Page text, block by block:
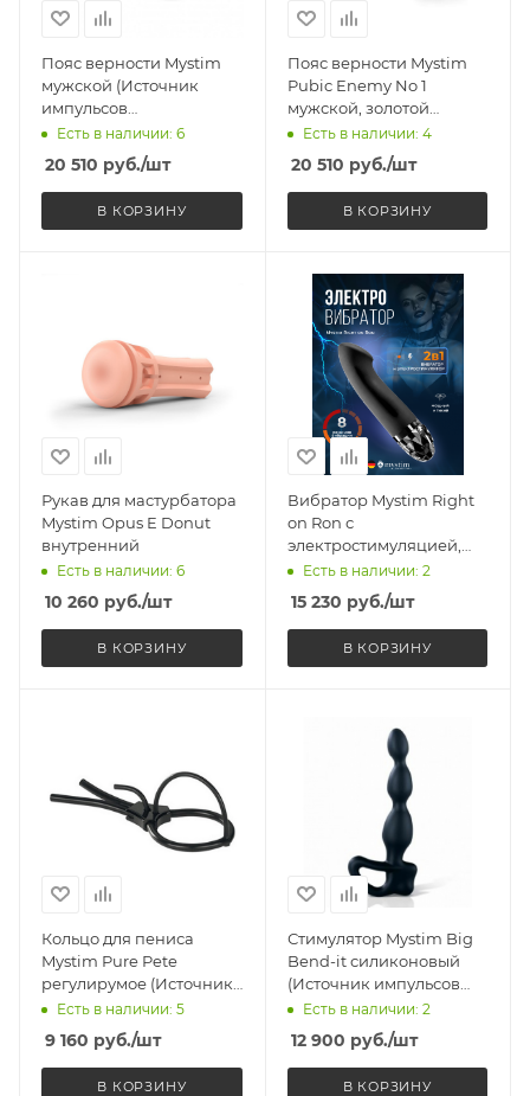
Пояс верности Mystim
мужской (Источник
импульсов
приобретается
Есть в наличии: 6
20 510 руб./шт
В КОРЗИНУ
Пояс верности Mystim
Pubic Enemy No 1
мужской, золотой
(Источник импульсов
приобретается
отдельно)
Есть в наличии: 4
20 510 руб./шт
В КОРЗИНУ
Рукав для мастурбатора
Mystim Opus E Donut
внутренний
Есть в наличии: 6
10 260 руб./шт
В КОРЗИНУ
Вибратор Mystim Right
on Ron с
электростимуляцией,
черный
Есть в наличии: 2
15 230 руб./шт
В КОРЗИНУ
Кольцо для пениса
Mystim Pure Pete
регулирумое (Источник
импульсов
приобретается
отдельно)
Есть в наличии: 5
9 160 руб./шт
В КОРЗИНУ
Стимулятор Mystim Big
Bend-it силиконовый
(Источник импульсов
приобретается
Есть в наличии: 2
12 900 руб./шт
В КОРЗИНУ